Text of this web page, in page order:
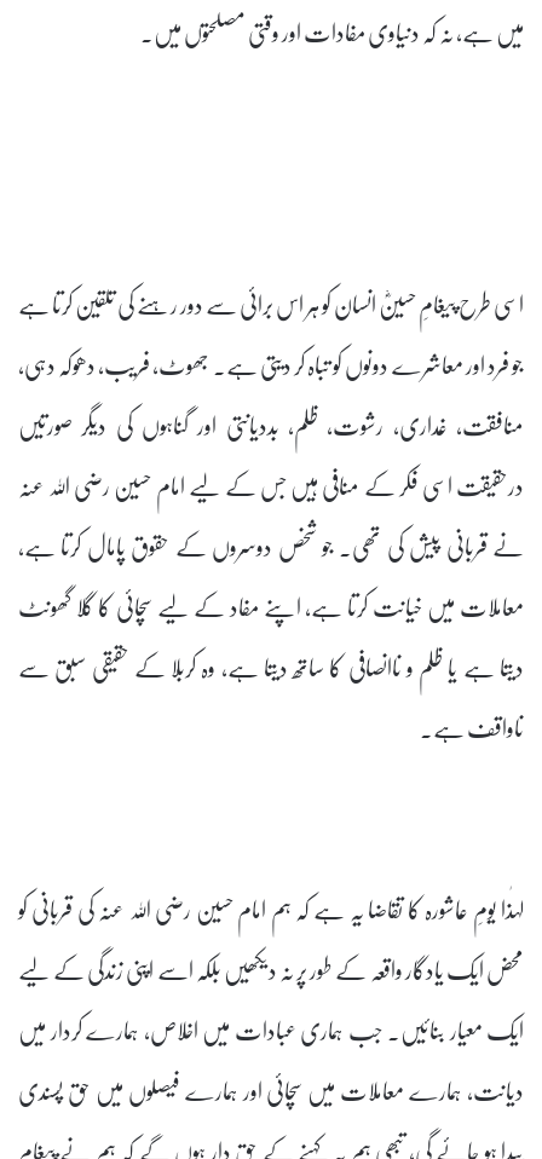
میں ہے، نہ کہ دنیاوی مفادات اور وقتی مصلحتوں میں۔
اسی طرح پیغامِ حسینؓ انسان کو ہر اس برائی سے دور رہنے کی تلقین کرتا ہے
جو فرد اور معاشرے دونوں کو تباہ کر دیتی ہے۔ جھوٹ، فریب، دھوکہ دہی،
منافقت، غداری، رشوت، ظلم، بددیانتی اور گناہوں کی دیگر صورتیں
درحقیقت اسی فکر کے منافی ہیں جس کے لیے امام حسین رضی اللہ عنہ
نے قربانی پیش کی تھی۔ جو شخص دوسروں کے حقوق پامال کرتا ہے،
معاملات میں خیانت کرتا ہے، اپنے مفاد کے لیے سچائی کا گلا گھونٹ
دیتا ہے یا ظلم و ناانصافی کا ساتھ دیتا ہے، وہ کربلا کے حقیقی سبق سے
ناواقف ہے۔
لہٰذا یومِ عاشورہ کا تقاضا یہ ہے کہ ہم امام حسین رضی اللہ عنہ کی قربانی کو
محض ایک یادگار واقعہ کے طور پر نہ دیکھیں بلکہ اسے اپنی زندگی کے لیے
ایک معیار بنائیں۔ جب ہماری عبادات میں اخلاص، ہمارے کردار میں
دیانت، ہمارے معاملات میں سچائی اور ہمارے فیصلوں میں حق پسندی